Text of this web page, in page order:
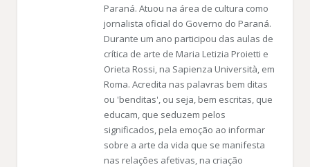
Paraná. Atuou na área de cultura como
jornalista oficial do Governo do Paraná.
Durante um ano participou das aulas de
crítica de arte de Maria Letizia Proietti e
Orieta Rossi, na Sapienza Università, em
Roma. Acredita nas palavras bem ditas
ou 'benditas', ou seja, bem escritas, que
educam, que seduzem pelos
significados, pela emoção ao informar
sobre a arte da vida que se manifesta
nas relações afetivas, na criação